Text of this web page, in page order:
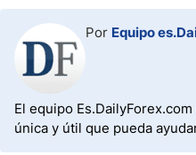
Por Equipo
El equipo
única y útil que pueda